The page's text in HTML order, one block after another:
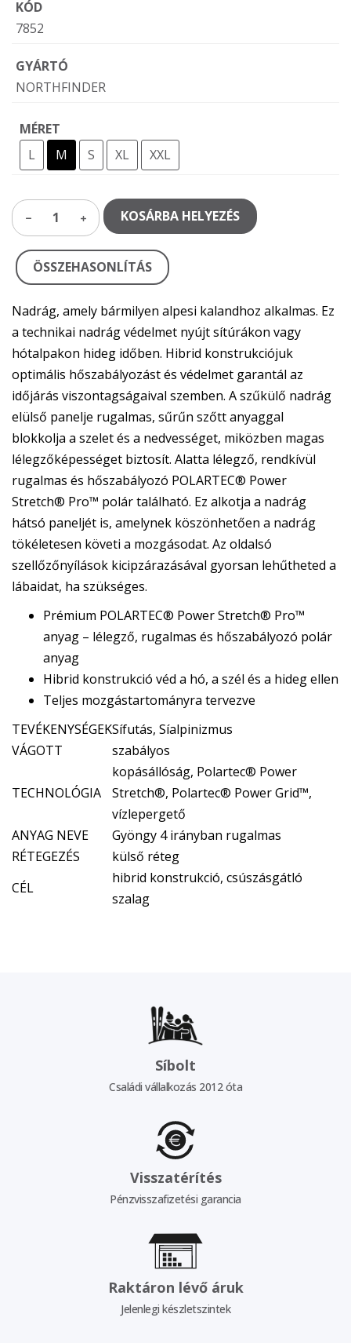
KÓD
7852
GYÁRTÓ
NORTHFINDER
MÉRET
L
M S XL XXL
1 KOSÁRBA HELYEZÉS
ÖSSZEHASONLÍTÁS
Nadrág, amely bármilyen alpesi kalandhoz alkalmas. Ez
a technikai nadrág védelmet nyújt sítúrákon vagy
hótalpakon hideg időben. Hibrid konstrukciójuk
optimális hőszabályozást és védelmet garantál az
időjárás viszontagságaival szemben. A szűkülő nadrág
elülső panelje rugalmas, sűrűn szőtt anyaggal
blokkolja a szelet és a nedvességet, miközben magas
lélegzőképességet biztosít. Alatta lélegző, rendkívül
rugalmas és hőszabályozó POLARTEC® Power
Stretch® Pro™ polár található. Ez alkotja a nadrág
hátsó paneljét is, amelynek köszönhetően a nadrág
tökéletesen követi a mozgásodat. Az oldalsó
szellőzőnyílások kicipzárazásával gyorsan lehűtheted a
lábaidat, ha szükséges.
Prémium POLARTEC® Power Stretch® Pro™
anyag – lélegző, rugalmas és hőszabályozó polár
anyag
Hibrid konstrukció véd a hó, a szél és a hideg ellen
Teljes mozgástartományra tervezve
TEVÉKENYSÉGEKSífutás, Síalpinizmus
VÁGOTT
szabályos
TECHNOLÓGIA
kopásállóság, Polartec® Power
Stretch®, Polartec® Power Grid™,
vízlepergető
ANYAG NEVE
Gyöngy 4 irányban rugalmas
RÉTEGEZÉS
külső réteg
CÉL
hibrid konstrukció, csúszásgátló
szalag
Síbolt
Családi vállalkozás 2012 óta
Visszatérítés
Pénzvisszafizetési garancia
Raktáron lévő áruk
Jelenlegi készletszintek